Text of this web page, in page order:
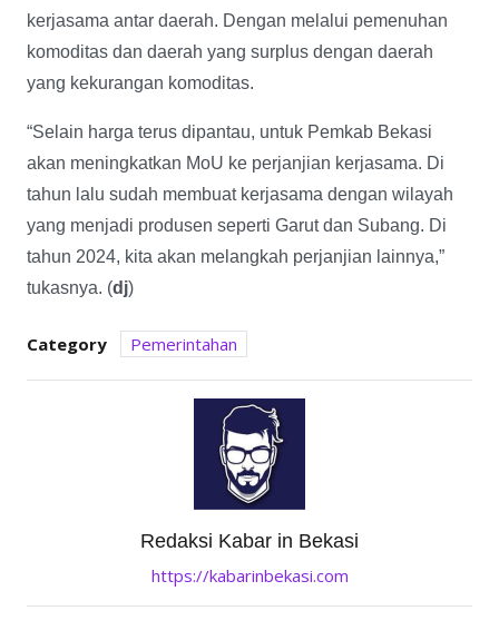
kerjasama antar daerah. Dengan melalui pemenuhan
komoditas dan daerah yang surplus dengan daerah
yang kekurangan komoditas.
“Selain harga terus dipantau, untuk Pemkab Bekasi
akan meningkatkan MoU ke perjanjian kerjasama. Di
tahun lalu sudah membuat kerjasama dengan wilayah
yang menjadi produsen seperti Garut dan Subang. Di
tahun 2024, kita akan melangkah perjanjian lainnya,”
tukasnya. (dj)
Category Pemerintahan
Redaksi Kabar in Bekasi
https://kabarinbekasi.com